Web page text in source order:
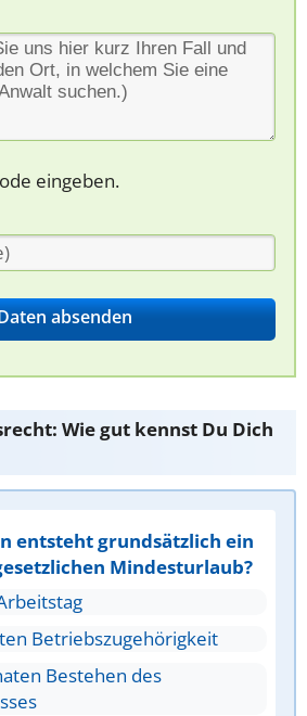
eingeben.
Wie gut kennst Du Dich
entsteht grundsätzlich ein
Mindesturlaub?
Betriebszugehörigkeit
Bestehen des